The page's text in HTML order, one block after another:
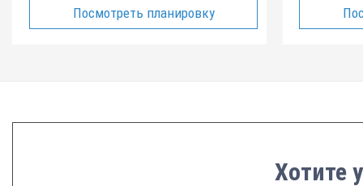
Посмотреть планировку
Хотите